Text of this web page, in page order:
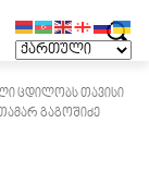
ცდილობს თავისი
გაგოშიძე